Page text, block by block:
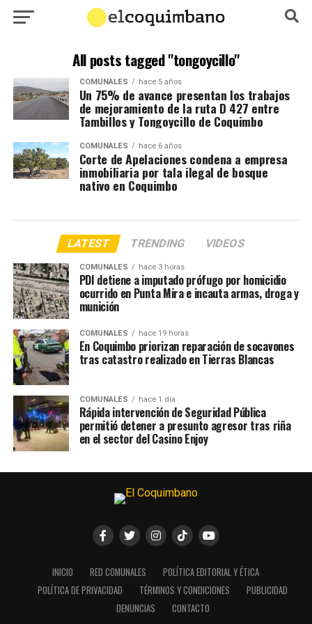
All posts tagged "tongoycillo"
COMUNALES hace 5 años
Un 75% de avance presentan los trabajos
de mejoramiento de la ruta D 427 entre
Tambillos y Tongoycillo de Coquimbo
COMUNALES hace 6 años
Corte de Apelaciones condena a empresa
inmobiliaria por tala ilegal de bosque
nativo en Coquimbo
LATEST TRENDING VIDEOS
COMUNALES hace 3 horas
PDI detiene a imputado prófugo por homicidio
ocurrido en Punta Mira e incauta armas, droga y
munición
COMUNALES hace 19 horas
En Coquimbo priorizan reparación de socavones
tras catastro realizado en Tierras Blancas
COMUNALES hace 1 día
Rápida intervención de Seguridad Pública
permitió detener a presunto agresor tras riña
en el sector del Casino Enjoy
INICIO RED COMUNALES
POLÍTICA EDITORIAL Y ÉTICA
POLÍTICA DE PRIVACIDAD
TÉRMINOS Y CONDICIONES
PUBLICIDAD
DENUNCIAS
CONTACTO